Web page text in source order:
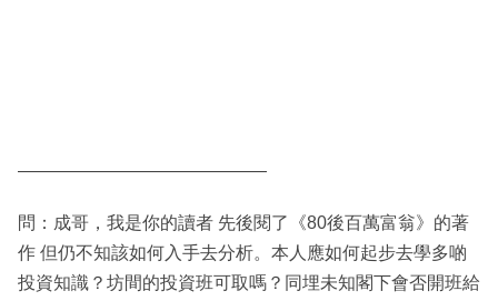
——————————————
問：成哥，我是你的讀者 先後閱了《80後百萬富翁》的著
作 但仍不知該如何入手去分析。本人應如何起步去學多啲
投資知識？坊間的投資班可取嗎？同埋未知閣下會否開班給